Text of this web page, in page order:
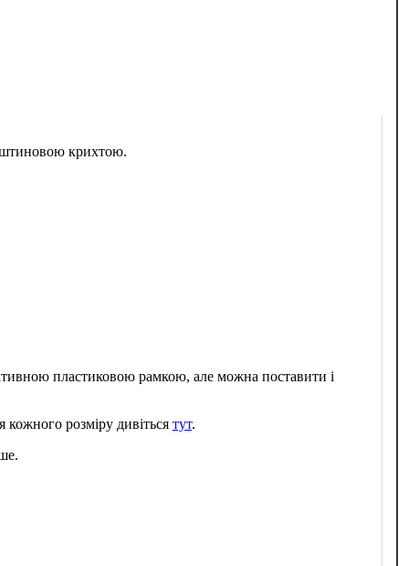
крихтою.
пластиковою рамкою, але можна поставити і
розміру дивіться тут.